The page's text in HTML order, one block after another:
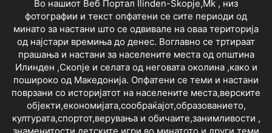
Во нашиот Веб Портал Ilinden-Skopje,Mk , низ
фотографии и текст опфатени се сите периоди од
минато за настани што се одвивале на оваа територија
од најстари времиња до денес. Воглавно се тртираат
прашања и настани за населените места од општина
Илинден ,Скопје и селата од неговата околина ,како и
пошироко од Македонија. Опфатени се теми и настани
поврзани со историјатот на населените места,верските
објекти,економијата,сообраќајот,образованието,
културата,спортот,верувања и обичаите,занимливости ,
знаменитости,детските игри во минатото и други теми